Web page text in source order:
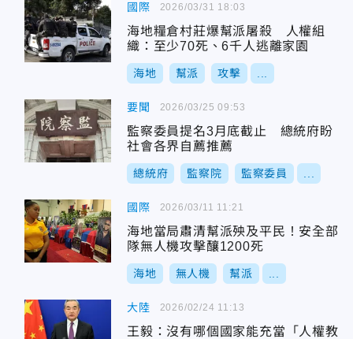
國際
海地糧倉村莊爆幫派屠殺 人權組
織：至少70死、6千人逃離家園
海地 幫派 攻擊
2026/03/31 18:03
要聞
監察委員提名3月底截止 總統府盼
社會各界自薦推薦
總統府 監察院 監察委員
2026/03/25 09:53
國際
海地當局肅清幫派殃及平民！安全部
隊無人機攻擊釀1200死
海地 無人機 幫派
2026/03/11 11:21
大陸
王毅：沒有哪個國家能充當「人權教
2026/02/24 11:13